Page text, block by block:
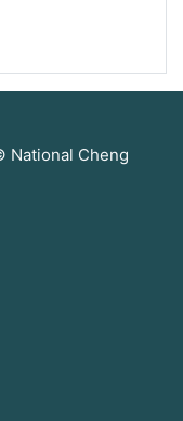
National Cheng